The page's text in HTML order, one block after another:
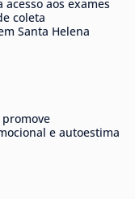
acesso aos exames
coleta
Santa Helena
e autoestima